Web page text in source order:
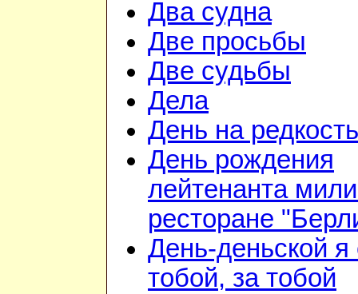
Два судна
Две просьбы
Две судьбы
Дела
День на редкость
День рождения
лейтенанта
ресторане
День-деньской я
тобой, за тобой